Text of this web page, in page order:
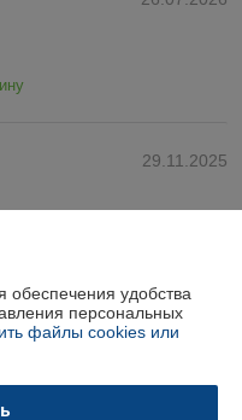
29.11.2025
удобства
персональных
файлы cookies или